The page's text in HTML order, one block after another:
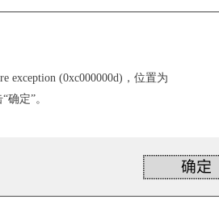
exception (0xc000000d)，位置为
确定”。